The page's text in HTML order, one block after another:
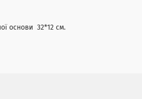
основи 32*12 см.